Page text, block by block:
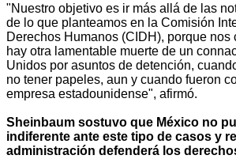
"Nuestro objetivo es ir más allá de las
de lo que planteamos en la Comisión
Derechos Humanos (CIDH), porque nos
hay otra lamentable muerte de un
Unidos por asuntos de detención,
no tener papeles, aun y cuando fueron
empresa estadounidense", afirmó.
Sheinbaum sostuvo que México no
indiferente ante este tipo de casos y
administración defenderá los